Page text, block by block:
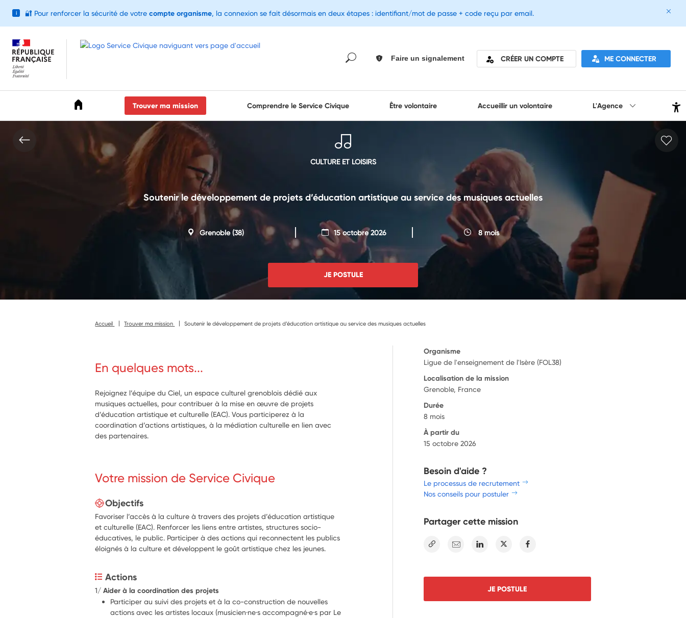
Faire un signalement CRÉER UN COMPTE ME CONNECTER
Trouver ma mission Comprendre le Service Civique Être volontaire Accueillir un volontaire L'Agence
CULTURE ET LOISIRS
Soutenir le développement de projets d’éducation artistique au service des musiques actuelles
Grenoble(38) 15 octobre 2026 8 mois
JE POSTULE
Accueil Trouver ma mission Soutenir le développement de projets d’éducation artistique au service des musiques actuelles
En quelques mots...
Rejoignez l’équipe du Ciel, un espace culturel grenoblois dédié aux
musiques actuelles, pour contribuer à la mise en œuvre de projets
d’éducation artistique et culturelle (EAC). Vous participerez à la
coordination d’actions artistiques, à la médiation culturelle en lien avec
des partenaires.
Votre mission de Service Civique
Objectifs
Favoriser l’accès à la culture à travers des projets d’éducation artistique
et culturelle (EAC). Renforcer les liens entre artistes, structures socio-
éducatives, le public. Participer à des actions qui reconnectent les publics
éloignés à la culture et développent le goût artistique chez les jeunes.
Actions
1/
Participer au suivi des projets et à la co-construction de nouvelles
actions avec les artistes locaux (musicien·ne·s accompagné·e·s par Le
Organisme
Ligue de l'enseignement de l'Isère (FOL38)
Localisation de la mission
Grenoble, France
Durée
8 mois
À partir du
15 octobre 2026
Besoin d'aide ?
Le processus de recrutement
Nos conseils pour postuler
Partager cette mission
E-mail Linkedin Twitter
JE POSTULE
i 🔐 Pour renforcer la sécurité de votre compte organisme, la connexion se fait désormais en deux étapes : identifiant/mot de passe + code reçu par email.